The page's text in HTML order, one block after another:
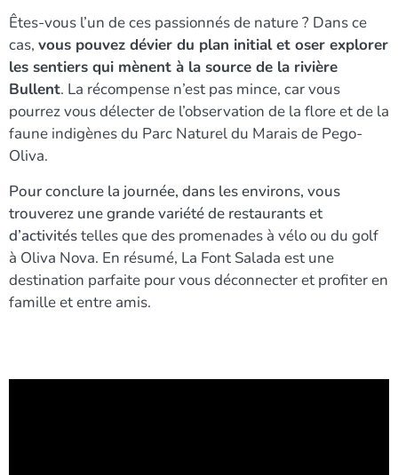
Êtes-vous l’un de ces passionnés de nature ? Dans ce
cas, vous pouvez dévier du plan initial et oser explorer
les sentiers qui mènent à la source de la rivière
Bullent. La récompense n’est pas mince, car vous
pourrez vous délecter de l’observation de la flore et de la
faune indigènes du Parc Naturel du Marais de Pego-
Oliva.
Pour conclure la journée, dans les environs, vous
trouverez une grande variété de restaurants et
d’activitéstelles que des promenades à vélo ou du golf
à Oliva Nova. En résumé, La Font Salada est une
destination parfaite pour vous déconnecter et profiter en
famille et entre amis.